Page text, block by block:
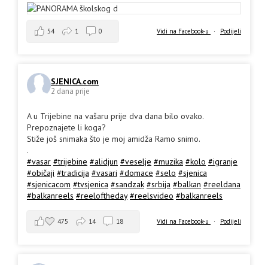
Vidi na Facebook-u · Podijeli
54 1 0
SJENICA.com
2 dana prije
A u Trijebine na vašaru prije dva dana bilo ovako.
Prepoznajete li koga?
Stiže još snimaka što je moj amidža Ramo snimo.
.
#vasar #trijebine #alidjun #veselje #muzika #kolo #igranje
#običaji #tradicija #vasari #domace #selo #sjenica
#sjenicacom #tvsjenica #sandzak #srbija #balkan #reeldana
#balkanreels #reeloftheday #reelsvideo #balkanreels
Vidi na Facebook-u · Podijeli
475 14 18